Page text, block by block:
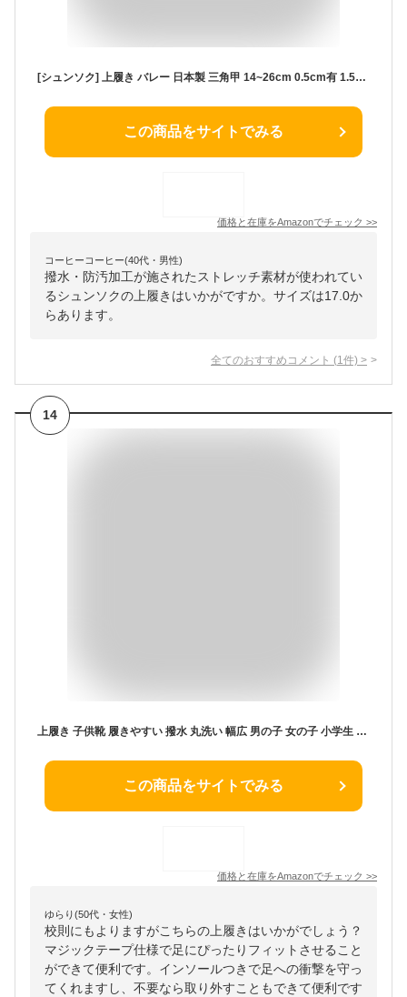
[シュンソク] 上履き バレー 日本製 三角甲 14~26cm 0.5cm有 1.5E キッズ 男の子 女の子 SSK 1020 ホワイト 21.5 cm 1.5E
この商品をサイトでみる
価格と在庫をAmazonでチェック >>
コーヒーコーヒー(40代・男性)
撥水・防汚加工が施されたストレッチ素材が使われてい
るシュンソクの上履きはいかがですか。サイズは17.0か
らあります。
全てのおすすめコメント (1 件) >
14
上履き 子供靴 履きやすい 撥水 丸洗い 幅広 男の子 女の子 小学生 保育園 幼稚園 体育館シューズ 入学式 卒業式 白 16~24.5cm K-532
この商品をサイトでみる
価格と在庫をAmazonでチェック >>
ゆらり(50代・女性)
校則にもよりますがこちらの上履きはいかがでしょう？
マジックテープ仕様で足にぴったりフィットさせること
ができて便利です。インソールつきで足への衝撃を守っ
てくれますし、不要なら取り外すこともできて便利です